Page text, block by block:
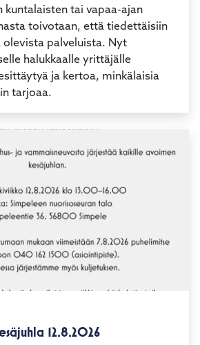
somekanaviin?
tai vapaa-ajan
toivotaan, että tiedettäisiin
olevista palveluista. Nyt
halukkaalle yrittäjälle